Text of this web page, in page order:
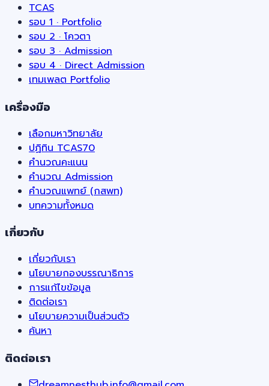
TCAS
รอบ 1 · Portfolio
รอบ 2 · โควตา
รอบ 3 · Admission
รอบ 4 · Direct Admission
เทมเพลต Portfolio
เครื่องมือ
เลือกมหาวิทยาลัย
ปฏิทิน TCAS70
คำนวณคะแนน
คำนวณ Admission
คำนวณแพทย์ (กสพท)
บทความทั้งหมด
เกี่ยวกับ
เกี่ยวกับเรา
นโยบายกองบรรณาธิการ
การแก้ไขข้อมูล
ติดต่อเรา
นโยบายความเป็นส่วนตัว
ค้นหา
ติดต่อเรา